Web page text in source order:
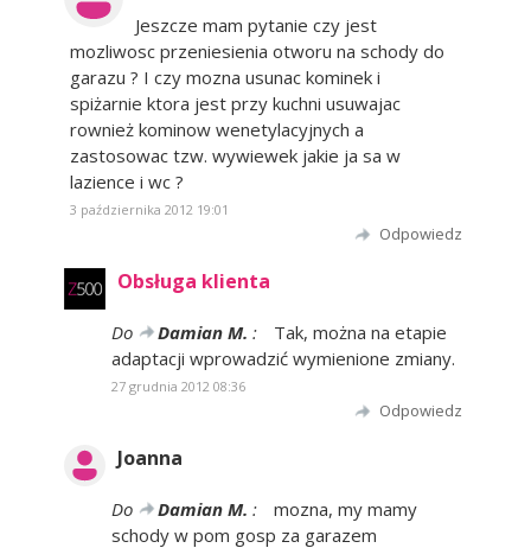
Jeszcze mam pytanie czy jest
mozliwosc przeniesienia otworu na schody do
garazu ? I czy mozna usunac kominek i
spiżarnie ktora jest przy kuchni usuwajac
rownież kominow wenetylacyjnych a
zastosowac tzw. wywiewek jakie ja sa w
lazience i wc ?
3 października 2012 19:01
Odpowiedz
Obsługa klienta
Do Damian M. :
Tak, można na etapie
adaptacji wprowadzić wymienione zmiany.
27 grudnia 2012 08:36
Odpowiedz
Joanna
Do Damian M. :
mozna, my mamy
schody w pom gosp za garazem